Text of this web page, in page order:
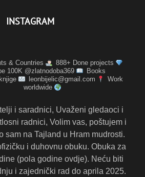
INSTAGRAM
& Countries
888+ Done projects
100K @zlatnodoba369
Books
leonbijelic@gmail.com
Work
worldwide